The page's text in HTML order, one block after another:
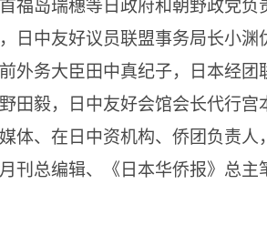
日中友好议员联盟事务局长小渊
外务大臣田中真纪子，日本经
田毅，日中友好会馆会长代行
体、在日中资机构、侨团负责
刊总编辑、《日本华侨报》总